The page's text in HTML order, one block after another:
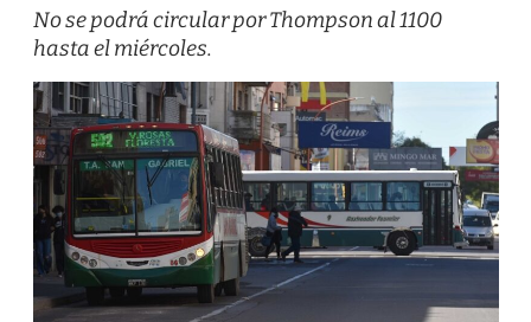
No se podrá circular por Thompson al 1100
hasta el miércoles.